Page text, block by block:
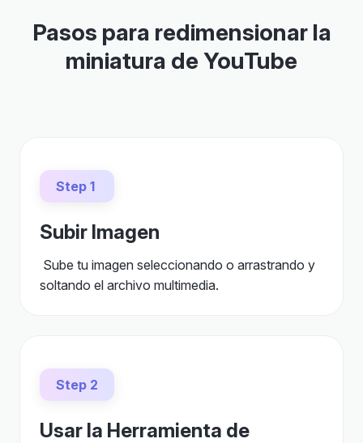
Pasos para redimensionar la
miniatura de YouTube
Step 1
Subir Imagen
Sube tu imagen seleccionando o arrastrando y
soltando el archivo multimedia.
Step 2
Usar la Herramienta de